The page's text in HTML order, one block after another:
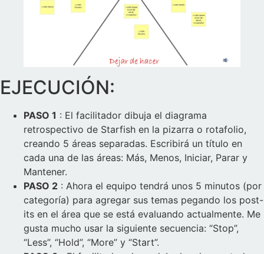
EJECUCIÓN:
PASO 1 : El facilitador dibuja el diagrama
retrospectivo de Starfish en la pizarra o rotafolio,
creando 5 áreas separadas. Escribirá un título en
cada una de las áreas: Más, Menos, Iniciar, Parar y
Mantener.
PASO 2 : Ahora el equipo tendrá unos 5 minutos (por
categoría) para agregar sus temas pegando los post-
its en el área que se está evaluando actualmente. Me
gusta mucho usar la siguiente secuencia: “Stop”,
“Less”, “Hold”, “More” y “Start”.